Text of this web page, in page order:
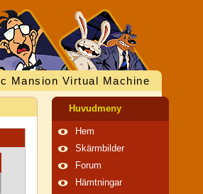
Mansion Virtual Machine
Huvudmeny
Hem
Skärmbilder
Forum
Hämtningar